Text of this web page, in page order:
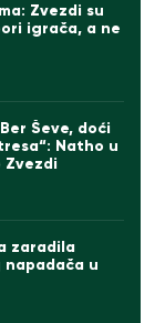
Zvezdi su
igrača, a ne
Ševe, doći
Natho u
Zvezdi
zaradila
u